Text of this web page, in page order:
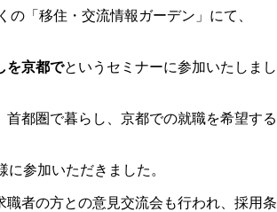
の「移住・交流情報ガーデン」にて、
を京都でというセミナーに参加いたしまし
首都圏で暮らし、京都での就職を希望する
に参加いただきました。
者の方との意見交流会も行われ、 採用条